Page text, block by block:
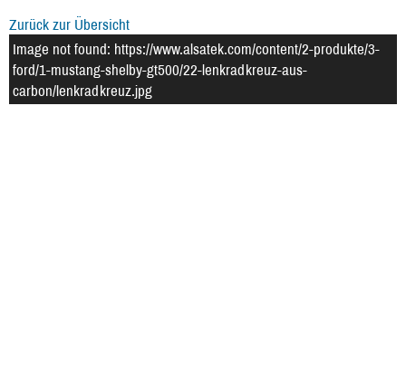
Zurück zur Übersicht
Image not found: https://www.alsatek.com/content/2-produkte/3-
ford/1-mustang-shelby-gt500/22-lenkradkreuz-aus-
carbon/lenkradkreuz.jpg